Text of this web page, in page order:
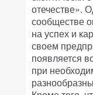
отечестве».
сообществе
на успех и
своем
появляется
при